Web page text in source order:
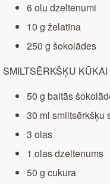
6 olu dzeltenumi
10 g želatīna
250 g šokolādes
SMILTSĒRKŠĶU KŪKAI
50 g baltās
30 ml smiltsērkšķu
3 olas
1 olas dzeltenums
50 g cukura